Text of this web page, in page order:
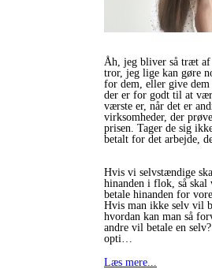
Åh, jeg bliver så træt
tror, jeg lige kan gøre
for dem, eller give
der er for godt til at
værste er, når det er
virksomheder, der
prisen. Tager de sig
betalt for det arbejde,
Hvis vi selvstændige
hinanden i flok, så skal
betale hinanden for
Hvis man ikke selv vil
hvordan kan man så
andre vil betale en
opti…
Læs mere...